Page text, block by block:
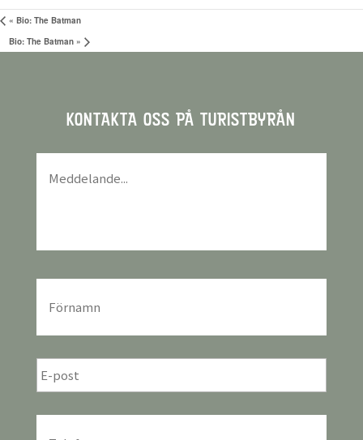
« Bio: The Batman
Bio: The Batman »
KONTAKTA OSS PÅ TURISTBYRÅN
För-
efternamn
E-
post *
Telefon *